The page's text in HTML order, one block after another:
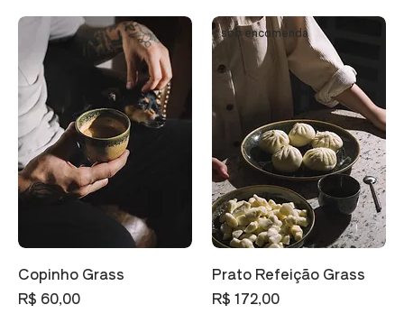
Copinho Grass
Preço
R$ 60,00
sob encomenda
Prato Refeição Grass
Preço
R$ 172,00